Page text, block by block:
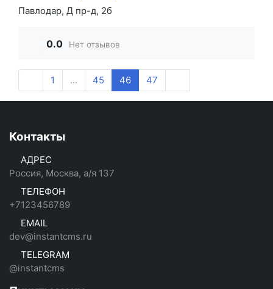
Павлодар, Д пр-д, 2б
0.0 Нет отзывов
1 ... 45 46 47
Контакты
АДРЕС
Россия, Москва, а/я 137
ТЕЛЕФОН
+7123456789
EMAIL
dev@instantcms.ru
TELEGRAM
@instantcms